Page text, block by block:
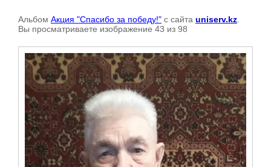
Альбом Акция "Спасибо за победу!" с сайта uniserv.kz
Вы просматриваете изображение 43 из 98